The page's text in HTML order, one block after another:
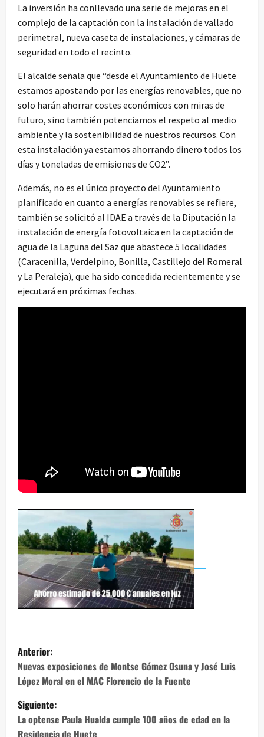
La inversión ha conllevado una serie de mejoras en el
complejo de la captación con la instalación de vallado
perimetral, nueva caseta de instalaciones, y cámaras de
seguridad en todo el recinto.
El alcalde señala que “desde el Ayuntamiento de Huete
estamos apostando por las energías renovables, que no
solo harán ahorrar costes económicos con miras de
futuro, sino también potenciamos el respeto al medio
ambiente y la sostenibilidad de nuestros recursos. Con
esta instalación ya estamos ahorrando dinero todos los
días y toneladas de emisiones de CO2”.
Además, no es el único proyecto del Ayuntamiento
planificado en cuanto a energías renovables se refiere,
también se solicitó al IDAE a través de la Diputación la
instalación de energía fotovoltaica en la captación de
agua de la Laguna del Saz que abastece 5 localidades
(Caracenilla, Verdelpino, Bonilla, Castillejo del Romeral
y La Peraleja), que ha sido concedida recientemente y se
ejecutará en próximas fechas.
N
a
v
e
Anterior:
Nuevas exposiciones de Montse Gómez Osuna y José Luis
López Moral en el MAC Florencio de la Fuente
Siguiente:
La optense Paula Hualda cumple 100 años de edad en la
Residencia de Huete